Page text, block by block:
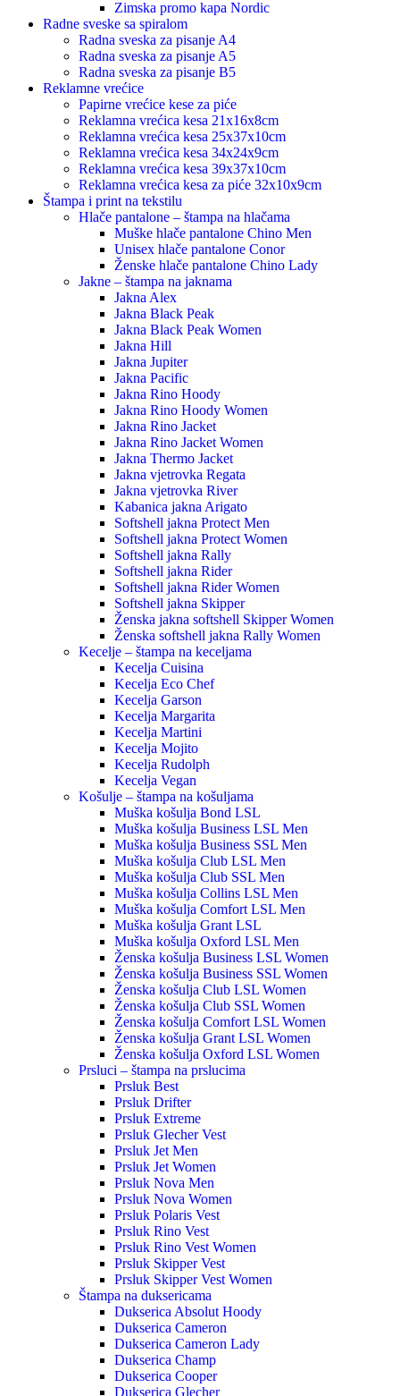
Zimska promo kapa Nordic
Radne sveske sa spiralom
Radna sveska za pisanje A4
Radna sveska za pisanje A5
Radna sveska za pisanje B5
Reklamne vrećice
Papirne vrećice kese za piće
Reklamna vrećica kesa 21x16x8cm
Reklamna vrećica kesa 25x37x10cm
Reklamna vrećica kesa 34x24x9cm
Reklamna vrećica kesa 39x37x10cm
Reklamna vrećica kesa za piće 32x10x9cm
Štampa i print na tekstilu
Hlače pantalone – štampa na hlačama
Muške hlače pantalone Chino Men
Unisex hlače pantalone Conor
Ženske hlače pantalone Chino Lady
Jakne – štampa na jaknama
Jakna Alex
Jakna Black Peak
Jakna Black Peak Women
Jakna Hill
Jakna Jupiter
Jakna Pacific
Jakna Rino Hoody
Jakna Rino Hoody Women
Jakna Rino Jacket
Jakna Rino Jacket Women
Jakna Thermo Jacket
Jakna vjetrovka Regata
Jakna vjetrovka River
Kabanica jakna Arigato
Softshell jakna Protect Men
Softshell jakna Protect Women
Softshell jakna Rally
Softshell jakna Rider
Softshell jakna Rider Women
Softshell jakna Skipper
Ženska jakna softshell Skipper Women
Ženska softshell jakna Rally Women
Kecelje – štampa na keceljama
Kecelja Cuisina
Kecelja Eco Chef
Kecelja Garson
Kecelja Margarita
Kecelja Martini
Kecelja Mojito
Kecelja Rudolph
Kecelja Vegan
Košulje – štampa na košuljama
Muška košulja Bond LSL
Muška košulja Business LSL Men
Muška košulja Business SSL Men
Muška košulja Club LSL Men
Muška košulja Club SSL Men
Muška košulja Collins LSL Men
Muška košulja Comfort LSL Men
Muška košulja Grant LSL
Muška košulja Oxford LSL Men
Ženska košulja Business LSL Women
Ženska košulja Business SSL Women
Ženska košulja Club LSL Women
Ženska košulja Club SSL Women
Ženska košulja Comfort LSL Women
Ženska košulja Grant LSL Women
Ženska košulja Oxford LSL Women
Prsluci – štampa na prslucima
Prsluk Best
Prsluk Drifter
Prsluk Extreme
Prsluk Glecher Vest
Prsluk Jet Men
Prsluk Jet Women
Prsluk Nova Men
Prsluk Nova Women
Prsluk Polaris Vest
Prsluk Rino Vest
Prsluk Rino Vest Women
Prsluk Skipper Vest
Prsluk Skipper Vest Women
Štampa na duksericama
Dukserica Absolut Hoody
Dukserica Cameron
Dukserica Cameron Lady
Dukserica Champ
Dukserica Cooper
Dukserica Glecher